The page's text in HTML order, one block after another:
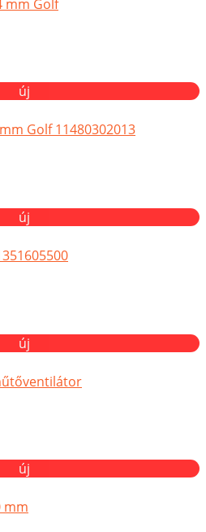
mm Golf
új
Golf 11480302013
új
új
új
mm